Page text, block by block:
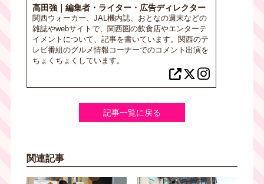
高田強｜編集者・ライター・広告ディレクター
関西ウォーカー、JAL機内誌、おとなの週末などの
雑誌やwebサイトで、関西圏の飲食店やエンターテ
イメントについて、記事を書いています。関西のテ
レビ番組のグルメ情報コーナーでのコメント出演を
ちょくちょくしています。
記事一覧に戻る
関連記事